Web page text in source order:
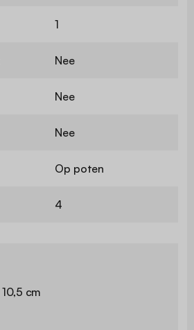
1
Nee
Nee
Nee
Op poten
4
10,5 cm